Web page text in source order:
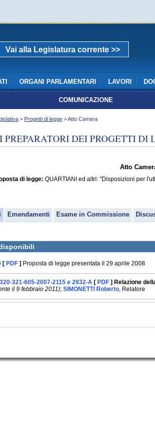
Vai alla Legislatura corrente >>
ORGANI PARLAMENTARI LAVORI
COMUNICAZIONE
> Progetti di legge > Atto Camera
PREPARATORI DEI PROGETTI DI
Atto
di legge: QUARTIANI ed altri: "Disposizioni per
Emendamenti Esame in Commissione
[ PDF ] Proposta di legge presentata il 29 aprile 2008
321-605-2007-2115 e 2932-A [ PDF ] Relazione
il 9 febbraio 2011); SIMONETTI Roberto, Relatore